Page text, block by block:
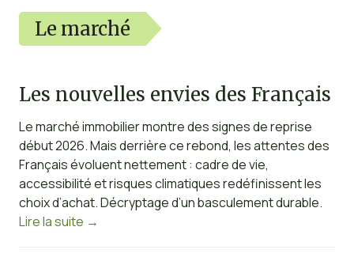
Le marché
Les nouvelles envies des Français
Le marché immobilier montre des signes de reprise
début 2026. Mais derrière ce rebond, les attentes des
Français évoluent nettement : cadre de vie,
accessibilité et risques climatiques redéfinissent les
choix d’achat. Décryptage d’un basculement durable.
Lire la suite →